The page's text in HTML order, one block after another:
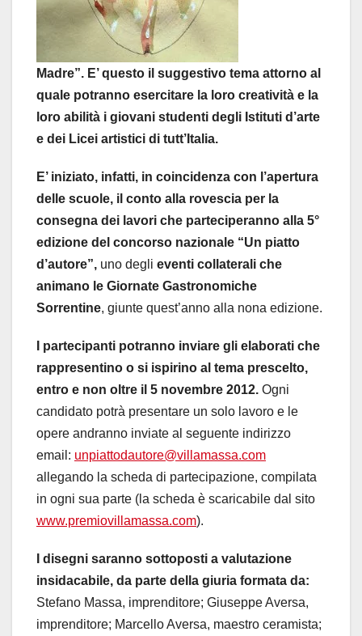
Madre”. E’ questo il suggestivo tema attorno al
quale potranno esercitare la loro creatività e la
loro abilità i giovani studenti degli Istituti d’arte
e dei Licei artistici di tutt’Italia.
E’ iniziato, infatti, in coincidenza con l’apertura
delle scuole, il conto alla rovescia per la
consegna dei lavori che parteciperanno alla 5°
edizione del concorso nazionale “Un piatto
d’autore”, uno degli eventi collaterali che
animano le Giornate Gastronomiche
Sorrentine, giunte quest’anno alla nona edizione.
I partecipanti potranno inviare gli elaborati che
rappresentino o si ispirino al tema prescelto,
entro e non oltre il 5 novembre 2012. Ogni
candidato potrà presentare un solo lavoro e le
opere andranno inviate al seguente indirizzo
email: unpiattodautore@villamassa.com
allegando la scheda di partecipazione, compilata
in ogni sua parte (la scheda è scaricabile dal sito
www.premiovillamassa.com).
I disegni saranno sottoposti a valutazione
insidacabile, da parte della giuria formata da:
Stefano Massa, imprenditore; Giuseppe Aversa,
imprenditore; Marcello Aversa, maestro ceramista;